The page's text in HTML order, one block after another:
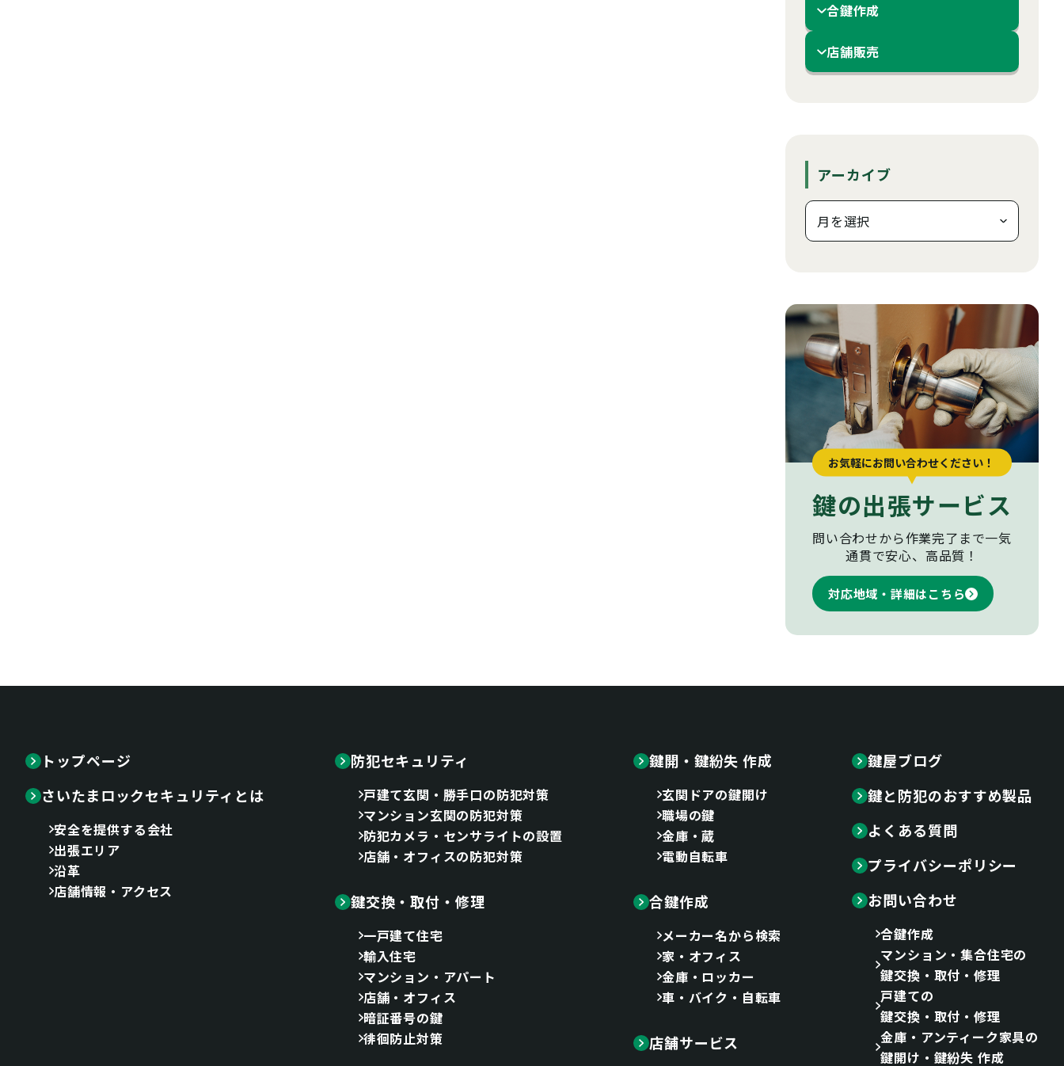
合鍵作成
店舗販売
アーカイブ
お気軽にお問い合わせください！
鍵の出張サービス
問い合わせから作業完了まで一気
通貫で安心、高品質！
対応地域・詳細はこちら
トップページ
さいたまロックセキュリティとは
安全を提供する会社
出張エリア
沿革
店舗情報・アクセス
防犯セキュリティ
戸建て玄関・勝手口の防犯対策
マンション玄関の防犯対策
防犯カメラ・センサライトの設置
店舗・オフィスの防犯対策
鍵交換・取付・修理
一戸建て住宅
輸入住宅
マンション・アパート
店舗・オフィス
暗証番号の鍵
徘徊防止対策
鍵開・鍵紛失 作成
玄関ドアの鍵開け
職場の鍵
金庫・蔵
電動自転車
合鍵作成
メーカー名から検索
家・オフィス
金庫・ロッカー
車・バイク・自転車
店舗サービス
鍵屋ブログ
鍵と防犯のおすすめ製品
よくある質問
プライバシーポリシー
お問い合わせ
合鍵作成
マンション・集合住宅の
鍵交換・取付・修理
戸建ての
鍵交換・取付・修理
金庫・アンティーク家具の
鍵開け・鍵紛失 作成